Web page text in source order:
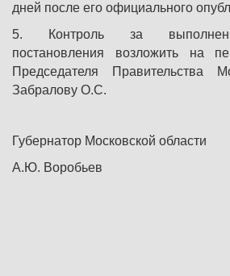
дней после его официального
5. Контроль за
постановления возложить на
Председателя Правительства
Забралову О.С.
Губернатор Московской области
А.Ю. Воробьев